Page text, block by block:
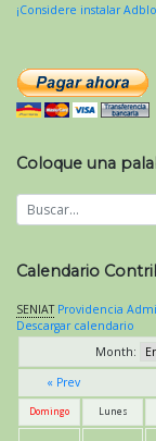
¡Considere instalar
Coloque una
Calendario
SENIAT Providencia
Descargar calendario
Month:
« Prev
Domingo Lunes